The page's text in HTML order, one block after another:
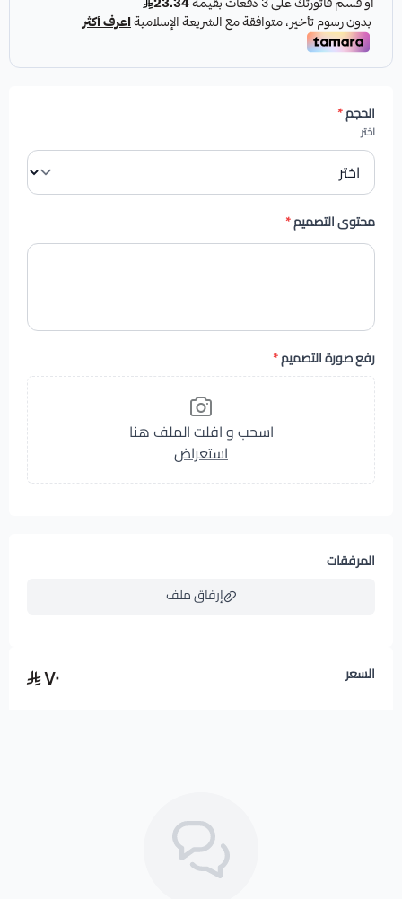
الحجم*
اختر
محتوى التصميم*
رفع صورة التصميم*
اسحب و افلت الملف هنا
استعراض
المرفقات
إرفاق ملف
السعر ٧٠